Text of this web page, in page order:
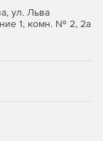
Доступ к
ул. Льва
1, комн. № 2, 2а